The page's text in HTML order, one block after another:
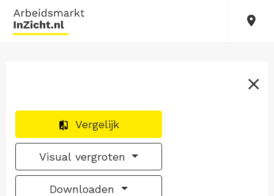
Vergelijk
Visual vergroten
Downloaden